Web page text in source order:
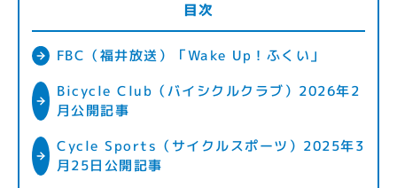
目次
FBC（福井放送）「Wake Up！ふくい」
Bicycle Club（バイシクルクラブ）2026年2
月公開記事
Cycle Sports（サイクルスポーツ）2025年3
月25日公開記事